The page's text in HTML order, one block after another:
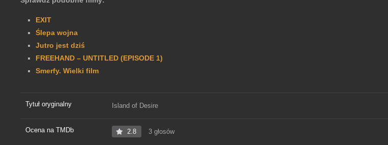
EXIT
Ślepa wojna
Jutro jest dziś
FREEHAND – UNTITLED (EPISODE 1)
Smerfy. Wielki film
Tytuł oryginalny Island of Desire
Ocena na TMDb 2.8 3 głosów